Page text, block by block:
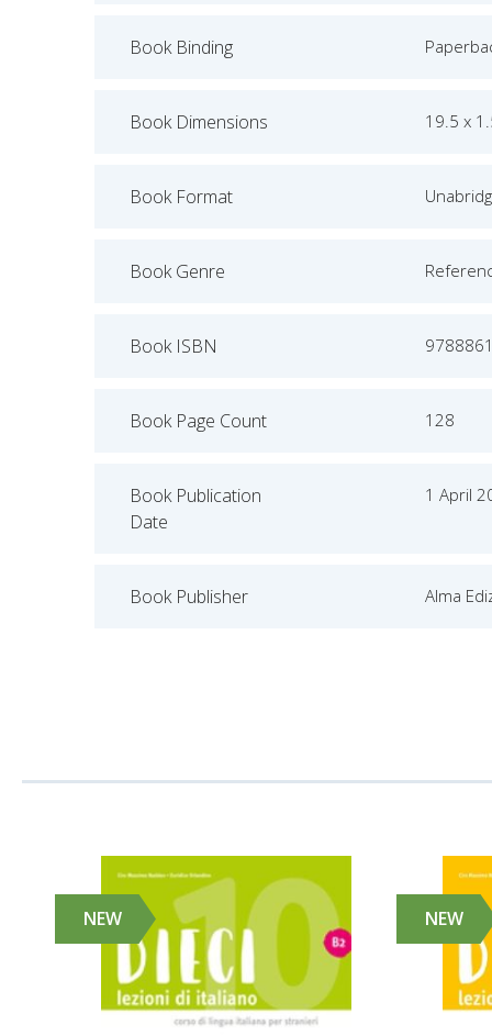
Book Binding
Book Dimensions 19.5 x
Book Format
Book Genre
Book ISBN
Book Page Count 128
Book Publication
Date
1 April
Book Publisher Alma
NEW NEW